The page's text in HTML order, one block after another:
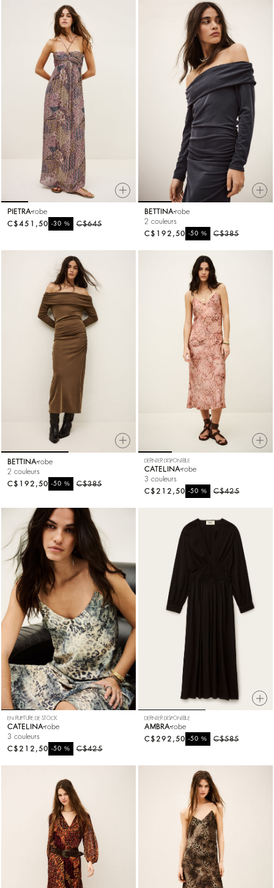
PIETRA robe
C$645
-30%
C$451,50
BETTINA robe
2 couleurs
C$385
-50%
C$192,50
BETTINA robe
2 couleurs
C$385
-50%
C$192,50
DERNIER DISPONIBLE
CATELINA robe
3 couleurs
C$425
-50%
C$212,50
EN RUPTURE DE STOCK
CATELINA robe
3 couleurs
C$425
-50%
C$212,50
DERNIER DISPONIBLE
AMBRA robe
C$585
-50%
C$292,50